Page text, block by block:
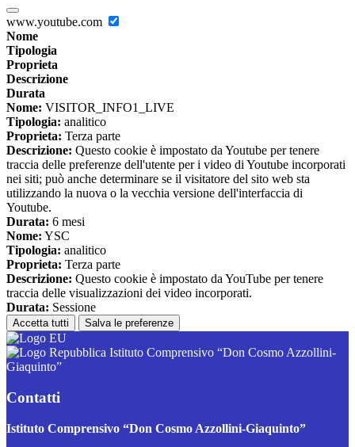
www.youtube.com
Nome
Tipologia
Proprieta
Descrizione
Durata
Nome: VISITOR_INFO1_LIVE
Tipologia: analitico
Proprieta: Terza parte
Descrizione: Questo cookie è impostato da Youtube per tenere
traccia delle preferenze dell'utente per i video di Youtube incorporati
nei siti; può anche determinare se il visitatore del sito web sta
utilizzando la nuova o la vecchia versione dell'interfaccia di
Youtube.
Durata: 6 mesi
Nome: YSC
Tipologia: analitico
Proprieta: Terza parte
Descrizione: Questo cookie è impostato da YouTube per tenere
traccia delle visualizzazioni dei video incorporati.
Durata: Sessione
Accetta tutti Salva le preferenze
Istituto Comprensivo “Don Cosmo Azzollini-
Giaquinto”
Contatti
Istituto Comprensivo “Don Cosmo Azzollini-Giaquinto”